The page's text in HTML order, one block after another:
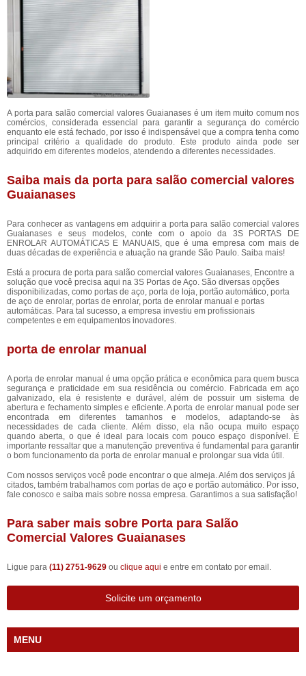
A porta para salão comercial valores Guaianases é um item muito comum nos
comércios, considerada essencial para garantir a segurança do comércio
enquanto ele está fechado, por isso é indispensável que a compra tenha como
principal critério a qualidade do produto. Este produto ainda pode ser
adquirido em diferentes modelos, atendendo a diferentes necessidades.
Saiba mais da porta para salão comercial valores
Guaianases
Para conhecer as vantagens em adquirir a porta para salão comercial valores
Guaianases e seus modelos, conte com o apoio da 3S PORTAS DE
ENROLAR AUTOMÁTICAS E MANUAIS, que é uma empresa com mais de
duas décadas de experiência e atuação na grande São Paulo. Saiba mais!
Está a procura de porta para salão comercial valores Guaianases, Encontre a
solução que você precisa aqui na 3S Portas de Aço. São diversas opções
disponibilizadas, como portas de aço, porta de loja, portão automático, porta
de aço de enrolar, portas de enrolar, porta de enrolar manual e portas
automáticas. Para tal sucesso, a empresa investiu em profissionais
competentes e em equipamentos inovadores.
porta de enrolar manual
A porta de enrolar manual é uma opção prática e econômica para quem busca
segurança e praticidade em sua residência ou comércio. Fabricada em aço
galvanizado, ela é resistente e durável, além de possuir um sistema de
abertura e fechamento simples e eficiente. A porta de enrolar manual pode ser
encontrada em diferentes tamanhos e modelos, adaptando-se às
necessidades de cada cliente. Além disso, ela não ocupa muito espaço
quando aberta, o que é ideal para locais com pouco espaço disponível. É
importante ressaltar que a manutenção preventiva é fundamental para garantir
o bom funcionamento da porta de enrolar manual e prolongar sua vida útil.
Com nossos serviços você pode encontrar o que almeja. Além dos serviços já
citados, também trabalhamos com portas de aço e portão automático. Por isso,
fale conosco e saiba mais sobre nossa empresa. Garantimos a sua satisfação!
Para saber mais sobre Porta para Salão
Comercial Valores Guaianases
Ligue para (11) 2751-9629 ou clique aqui e entre em contato por email.
Solicite um orçamento
MENU